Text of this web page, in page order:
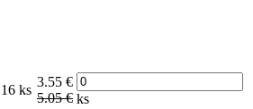
16 ks
3.55 €
5.05 € ks